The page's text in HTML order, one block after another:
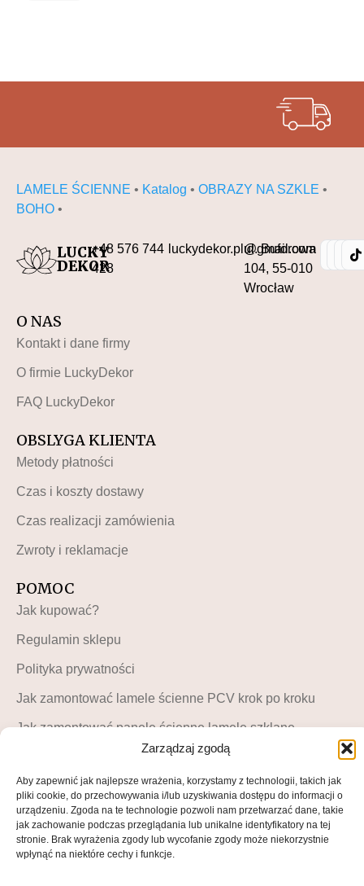
Zarządzaj zgodą
Aby zapewnić jak najlepsze wrażenia, korzystamy z technologii, takich jak
pliki cookie, do przechowywania i/lub uzyskiwania dostępu do informacji o
urządzeniu. Zgoda na te technologie pozwoli nam przetwarzać dane, takie
jak zachowanie podczas przeglądania lub unikalne identyfikatory na tej
stronie. Brak wyrażenia zgody lub wycofanie zgody może niekorzystnie
wpłynąć na niektóre cechy i funkcje.
LAMELE ŚCIENNE • Katalog • OBRAZY NA SZKLE •
BOHO •
LUCKY
DEKOR
+48 576 744
428
luckydekor.pl@gmail.com
ul. Buforowa
104, 55-010
Wrocław
O NAS
Kontakt i dane firmy
O firmie LuckyDekor
FAQ LuckyDekor
OBSLYGA KLIENTA
Metody płatności
Czas i koszty dostawy
Czas realizacji zamówienia
Zwroty i reklamacje
POMOC
Jak kupować?
Regulamin sklepu
Polityka prywatności
Jak zamontować lamele ścienne PCV krok po kroku
Jak zamontować panele ścienne lamele szklane –
instrukcja krok po kroku
MOJE KONTO
Moje konto
Blog LuckyDekor
Lista życzeń